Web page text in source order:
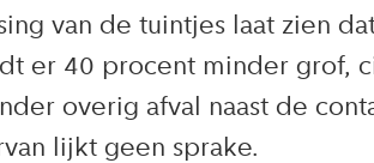
van de tuintjes laat zien
er 40 procent minder grof,
overig afval naast de
lijkt geen sprake.